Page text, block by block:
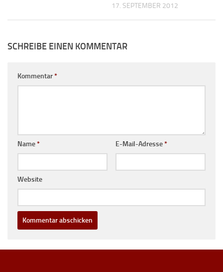
17. SEPTEMBER 2012
SCHREIBE EINEN KOMMENTAR
Kommentar*
Name* E-Mail-Adresse*
Website